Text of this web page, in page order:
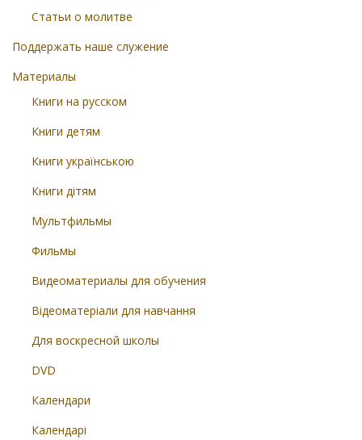
Статьи о молитве
Поддержать наше служение
Материалы
Книги на русском
Книги детям
Книги українською
Книги дітям
Мультфильмы
Фильмы
Видеоматериалы для обучения
Відеоматеріали для навчання
Для воскресной школы
DVD
Календари
Календарі